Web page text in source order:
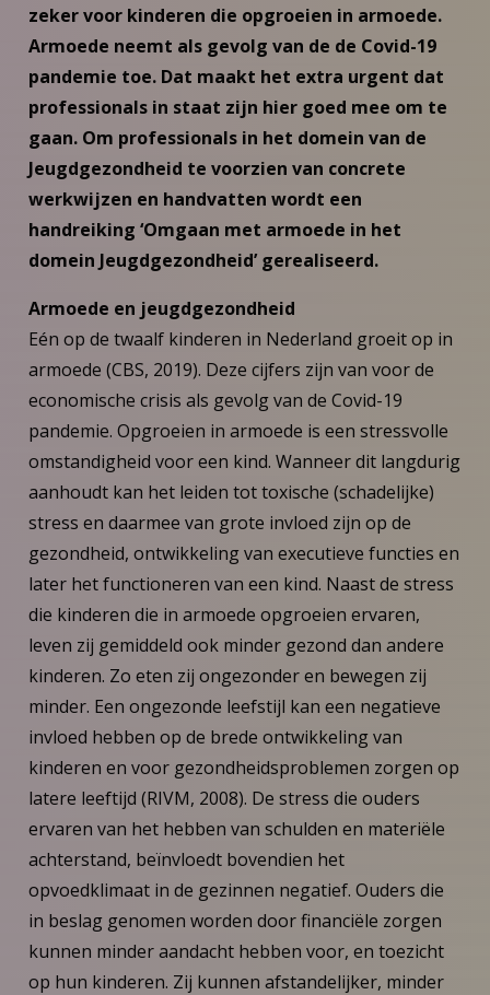
zeker voor kinderen die opgroeien in armoede.
Armoede neemt als gevolg van de de Covid-19
pandemie toe. Dat maakt het extra urgent dat
professionals in staat zijn hier goed mee om te
gaan. Om professionals in het domein van de
Jeugdgezondheid te voorzien van concrete
werkwijzen en handvatten wordt een
handreiking ‘Omgaan met armoede in het
domein Jeugdgezondheid’ gerealiseerd.
Armoede en jeugdgezondheid
Eén op de twaalf kinderen in Nederland groeit op in
armoede (CBS, 2019). Deze cijfers zijn van voor de
economische crisis als gevolg van de Covid-19
pandemie. Opgroeien in armoede is een stressvolle
omstandigheid voor een kind. Wanneer dit langdurig
aanhoudt kan het leiden tot toxische (schadelijke)
stress en daarmee van grote invloed zijn op de
gezondheid, ontwikkeling van executieve functies en
later het functioneren van een kind. Naast de stress
die kinderen die in armoede opgroeien ervaren,
leven zij gemiddeld ook minder gezond dan andere
kinderen. Zo eten zij ongezonder en bewegen zij
minder. Een ongezonde leefstijl kan een negatieve
invloed hebben op de brede ontwikkeling van
kinderen en voor gezondheidsproblemen zorgen op
latere leeftijd (RIVM, 2008). De stress die ouders
ervaren van het hebben van schulden en materiële
achterstand, beïnvloedt bovendien het
opvoedklimaat in de gezinnen negatief. Ouders die
in beslag genomen worden door financiële zorgen
kunnen minder aandacht hebben voor, en toezicht
op hun kinderen. Zij kunnen afstandelijker, minder